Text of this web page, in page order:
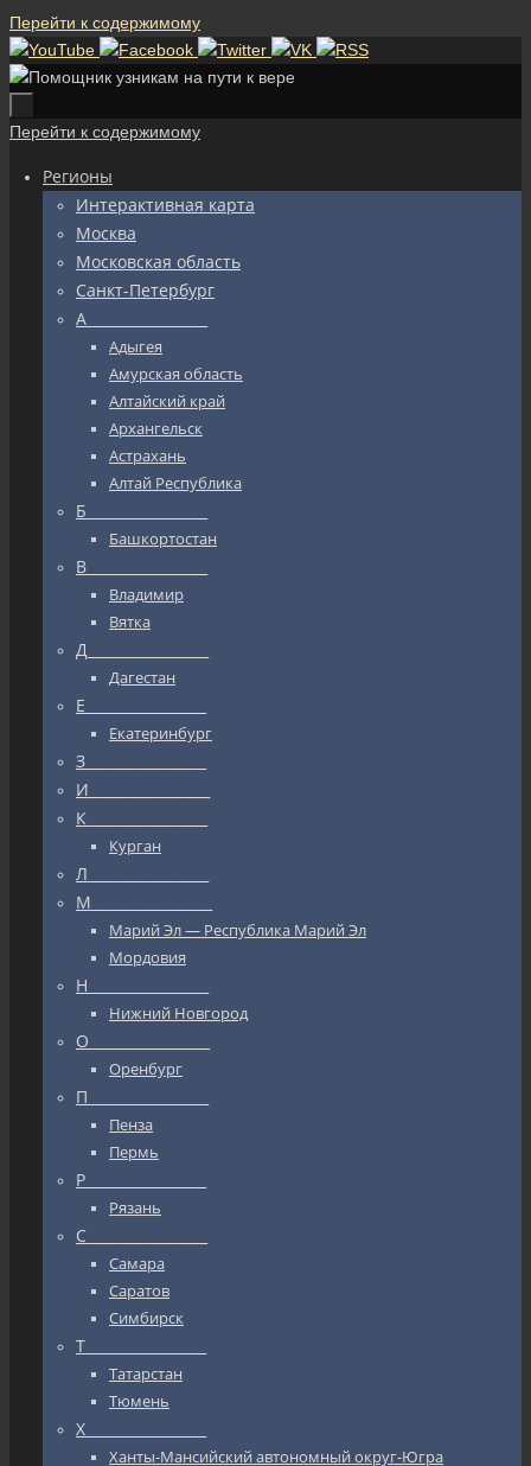
Перейти к содержимому
Перейти к содержимому
Регионы
Интерактивная карта
Москва
Московская область
Санкт-Петербург
А_________________
Адыгея
Амурская область
Алтайский край
Архангельск
Астрахань
Алтай Республика
Б_________________
Башкортостан
В_________________
Владимир
Вятка
Д_________________
Дагестан
Е_________________
Екатеринбург
З_________________
И_________________
К_________________
Курган
Л_________________
М_________________
Марий Эл — Республика Марий Эл
Мордовия
Н_________________
Нижний Новгород
О_________________
Оренбург
П_________________
Пенза
Пермь
Р_________________
Рязань
С_________________
Самара
Саратов
Симбирск
Т_________________
Татарстан
Тюмень
Х_________________
Ханты-Мансийский автономный округ-Югра